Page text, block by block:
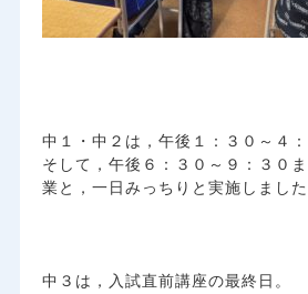
中１・中２は，午後１：３０～４
そして，午後６：３０～９：３０
業と，一日みっちりと実施しました
中３は，入試直前講座の最終日。